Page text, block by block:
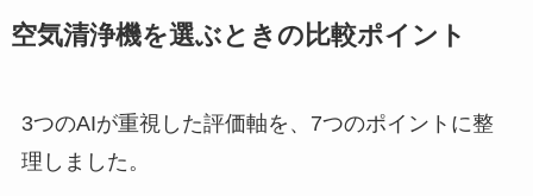
空気清浄機を選ぶときの比較ポイント
3つのAIが重視した評価軸を、7つのポイントに整
理しました。